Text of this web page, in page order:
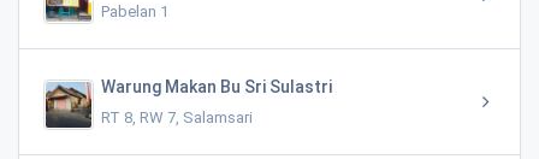
Pabelan 1
Warung Makan Bu Sri Sulastri
RT 8, RW 7, Salamsari